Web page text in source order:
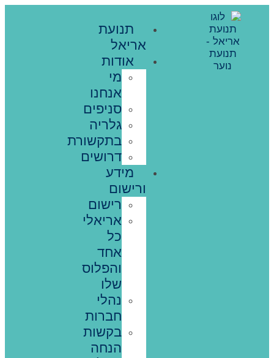
תנועת
אריאל
אודות
מי
אנחנו
סניפים
גלריה
בתקשורת
דרושים
מידע
ורישום
רישום
אריאלי
כל
אחד
והפלוס
שלו
נהלי
חברות
בקשות
הנחה